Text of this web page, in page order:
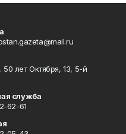
50 лет Октября, 13, 5-й
служба
62-61